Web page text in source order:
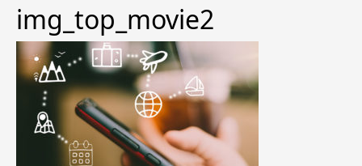
img_top_movie2